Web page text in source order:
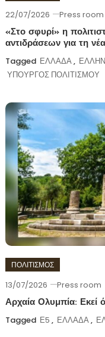
22/07/2026 Press room
«Στο σφυρί» η
αντιδράσεων για τη
Tagged ΕΛΛΑΔΑ,
ΥΠΟΥΡΓΟΣ ΠΟΛΙΤΙΣΜΟΥ
ΠΟΛΙΤΙΣΜΟΣ
13/07/2026 Press room
Αρχαία Ολυμπία: Εκεί
Tagged Ε5 , ΕΛΛΑΔΑ,